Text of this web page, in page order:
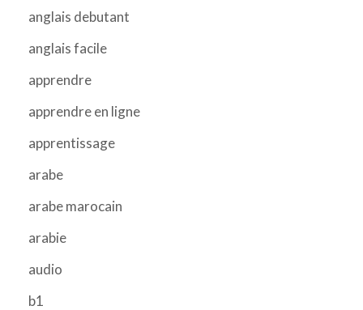
anglais debutant
anglais facile
apprendre
apprendre en ligne
apprentissage
arabe
arabe marocain
arabie
audio
b1